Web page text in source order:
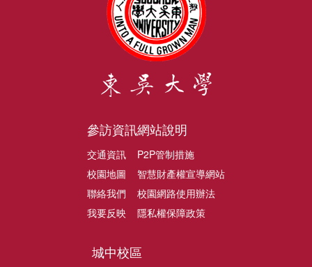
參訪資訊
交通資訊
校園地圖
聯絡我們
我要反映
網站說明
P2P管制措施
智慧財產權宣導網站
校園網路使用辦法
隱私權保障政策
城中校區